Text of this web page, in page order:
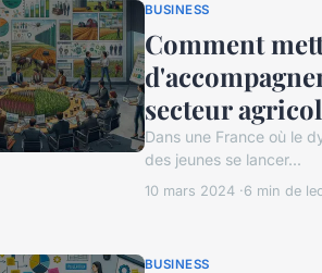
BUSINESS
Comment
secteur
Dans une France où le
des jeunes se lancer...
10 mars 2024 6 min de
BUSINESS